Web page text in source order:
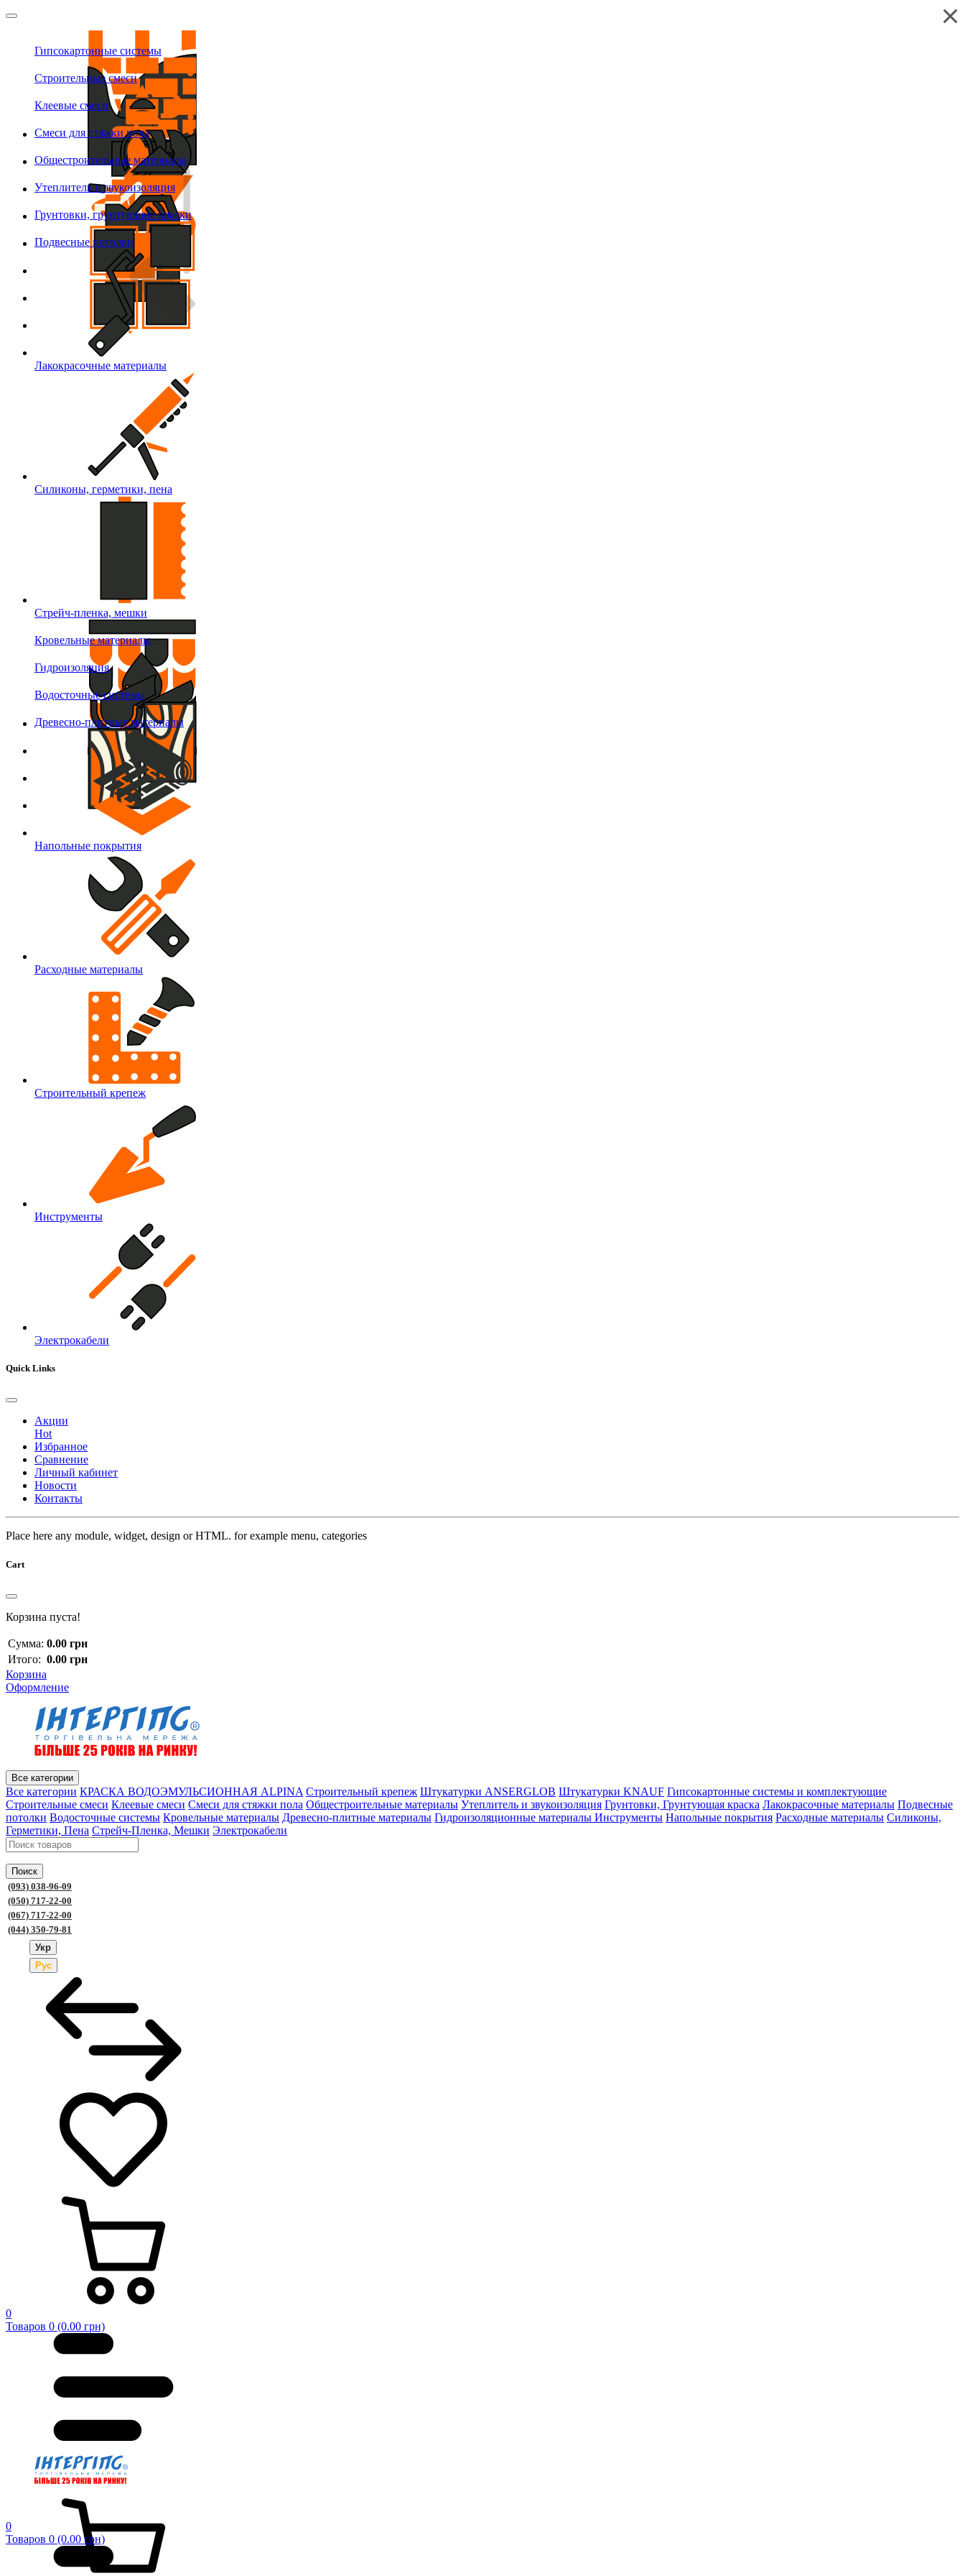
Гипсокартонные системы
Строительные смеси
Клеевые смеси
Смеси для стяжки пола
Общестроительные материалы
Утеплитель и звукоизоляция
Грунтовки, грунтующие краски
Подвесные потолки
Лакокрасочные материалы
Силиконы, герметики, пена
Стрейч-пленка, мешки
Кровельные материалы
Гидроизоляция
Водосточные системы
Древесно-плитные материалы
Напольные покрытия
Расходные материалы
Строительный крепеж
Инструменты
Электрокабели
Quick Links
Акции
Hot
Избранное
Сравнение
Личный кабинет
Новости
Контакты
Place here any module, widget, design or HTML. for example menu, categories
Cart
Корзина пуста!
Сумма: 0.00 грн
Итого: 0.00 грн
Корзина
Оформление
Все категории
Все категории КРАСКА ВОДОЭМУЛЬСИОННАЯ ALPINA Строительный крепеж Штукатурки ANSERGLOB Штукатурки KNAUF Гипсокартонные системы и комплектующие
Строительные смеси Клеевые смеси Смеси для стяжки пола Общестроительные материалы Утеплитель и звукоизоляция Грунтовки, Грунтующая краска Лакокрасочные материалы Подвесные
потолки Водосточные системы Кровельные материалы Древесно-плитные материалы Гидроизоляционные материалы Инструменты Напольные покрытия Расходные материалы Силиконы,
Герметики, Пена Стрейч-Пленка, Мешки Электрокабели
Поиск
(093) 038-96-09
(050) 717-22-00
(067) 717-22-00
(044) 350-79-81
Укр
Рус
0
Товаров 0 (0.00 грн)
0
Товаров 0 (0.00 грн)